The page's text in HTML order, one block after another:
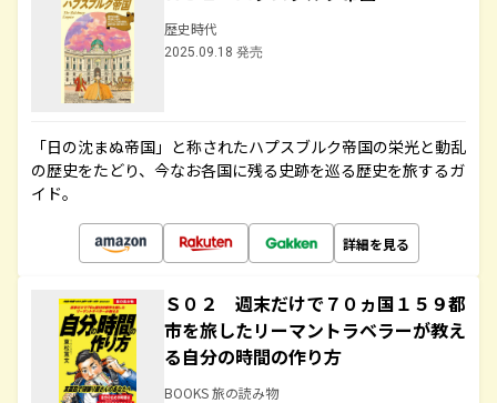
歴史時代
2025.09.18 発売
「日の沈まぬ帝国」と称されたハプスブルク帝国の栄光と動乱
の歴史をたどり、今なお各国に残る史跡を巡る歴史を旅するガ
イド。
詳細を見る
Ｓ０２ 週末だけで７０ヵ国１５９都
市を旅したリーマントラベラーが教え
る自分の時間の作り方
BOOKS 旅の読み物